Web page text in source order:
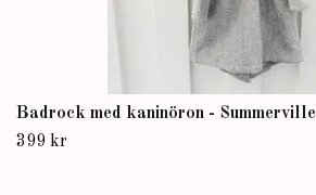
Badrock med kaninöron - Summerville
399 kr